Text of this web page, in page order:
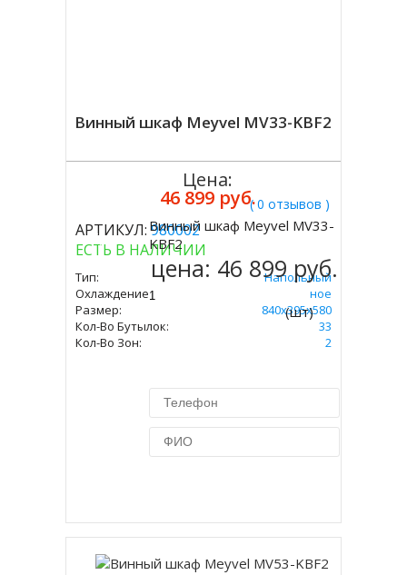
Винный шкаф Meyvel MV33-KBF2
( 0 отзывов )
АРТИКУЛ:980002
ЕСТЬ В НАЛИЧИИ
Тип:
Напольный
Охлаждение:
Компрессорное
Размер:
840х395х580
Кол-Во Бутылок:
33
Кол-Во Зон:
2
Цена:
46 899 руб.
Купить
Винный шкаф Meyvel MV33-
KBF2
цена: 46 899 руб.
(шт)